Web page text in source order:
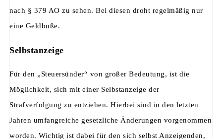
nach § 379 AO zu sehen. Bei diesen droht regelmäßig nur
eine Geldbuße.
Selbstanzeige
Für den „Steuersünder“ von großer Bedeutung, ist die
Möglichkeit, sich mit einer Selbstanzeige der
Strafverfolgung zu entziehen. Hierbei sind in den letzten
Jahren umfangreiche gesetzliche Änderungen vorgenommen
worden. Wichtig ist dabei für den sich selbst Anzeigenden,